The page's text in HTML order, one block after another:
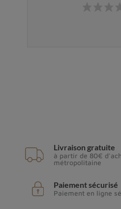
Livraison gratuite
à partir de 80€
métropolitaine
Paiement sécurisé
Paiement en ligne